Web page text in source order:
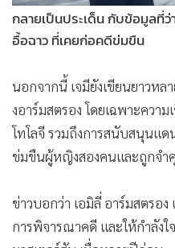
กลายเป็นประเด็น กับข้อมูลที่
อื้อฉาว ที่เคยก่อคดีข่มขืน
นอกจากนี้ เจมียังเขียนยาวหล
งอาร์มสตรอง โดยเฉพาะความ
โทโลจี รวมถึงการสนับสนุนแ
ข่มขืนผู้หญิงสองคนและถูกจำ
ข่าวบอกว่า เอมิลี่ อาร์มสตรอง
การพิจารณาคดี และให้กำลัง